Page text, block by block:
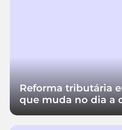
Reforma tributária
que muda no dia a